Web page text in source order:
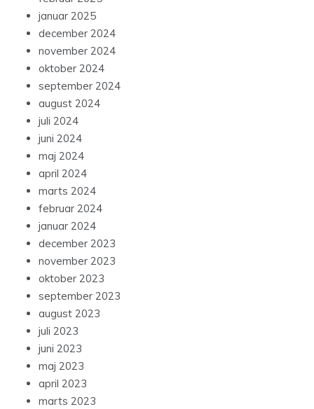
januar 2025
december 2024
november 2024
oktober 2024
september 2024
august 2024
juli 2024
juni 2024
maj 2024
april 2024
marts 2024
februar 2024
januar 2024
december 2023
november 2023
oktober 2023
september 2023
august 2023
juli 2023
juni 2023
maj 2023
april 2023
marts 2023